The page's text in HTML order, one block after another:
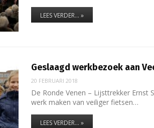
LEES VERDER... »
Geslaagd werkbezoek aan
20 FEBRUARI 2018
De Ronde Venen – Lijsttrekker Ernst
werk maken van veiliger fietsen…
LEES VERDER... »